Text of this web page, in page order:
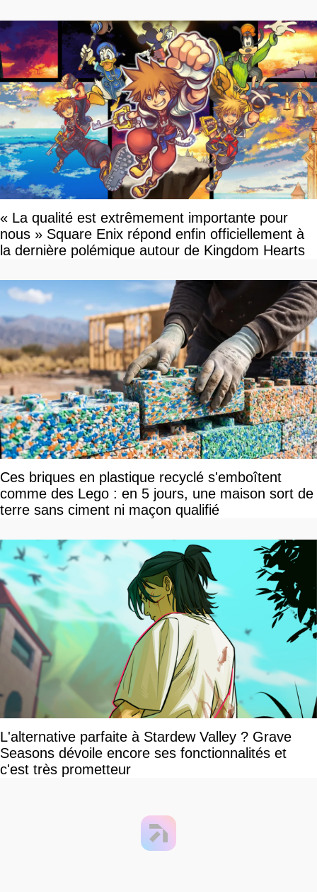
« La qualité est extrêmement importante pour
nous » Square Enix répond enfin officiellement à
la dernière polémique autour de Kingdom Hearts
Ces briques en plastique recyclé s'emboîtent
comme des Lego : en 5 jours, une maison sort de
terre sans ciment ni maçon qualifié
L'alternative parfaite à Stardew Valley ? Grave
Seasons dévoile encore ses fonctionnalités et
c'est très prometteur